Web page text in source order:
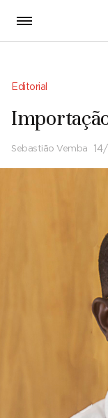
Editorial
Sebastião Vemba